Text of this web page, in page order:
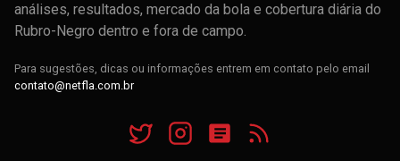
análises, resultados, mercado da bola e cobertura diária do
Rubro-Negro dentro e fora de campo.
Para sugestões, dicas ou informações entrem em contato pelo email
contato@netfla.com.br